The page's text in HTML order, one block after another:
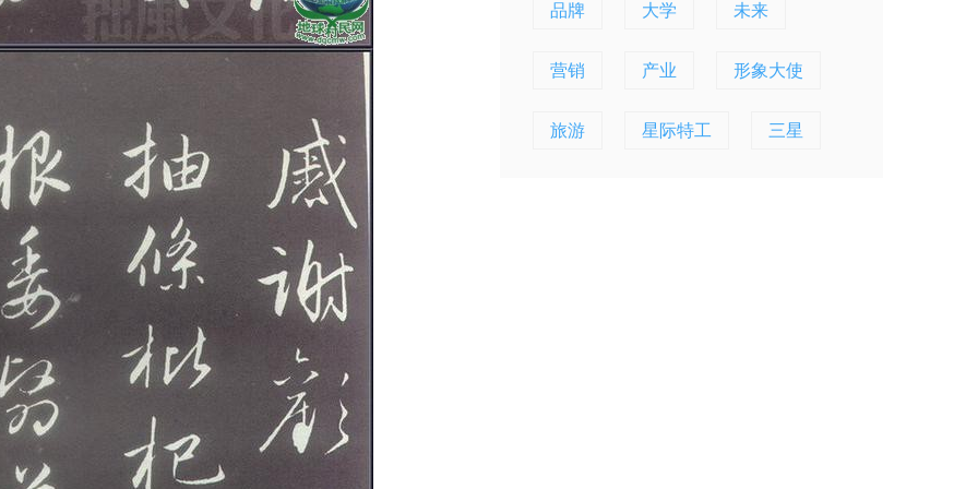
品牌 大学 未来
营销 产业 形象大使
旅游 星际特工 三星